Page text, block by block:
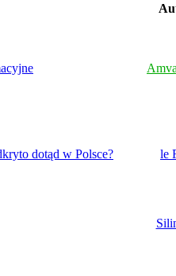
dotąd w Polsce? le